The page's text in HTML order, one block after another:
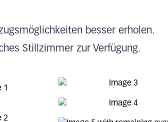
besser erholen.
Stillzimmer zur Verfügung.